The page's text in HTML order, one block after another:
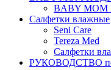
BABY
Салфетки влажные
Seni Care
Tereza Med
Салфетки
РУКОВОДСТВО по